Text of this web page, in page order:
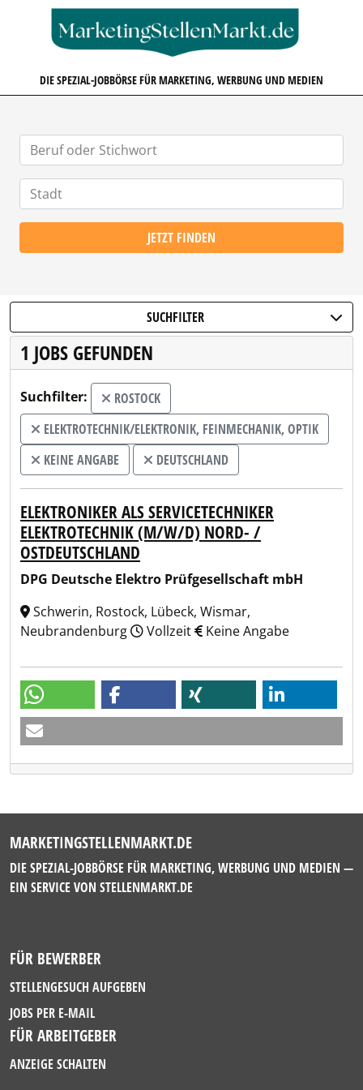
DIE SPEZIAL-JOBBÖRSE FÜR MARKETING, WERBUNG UND MEDIEN
JETZT FINDEN
SUCHFILTER
1 JOBS GEFUNDEN
Suchfilter:
ROSTOCK
ELEKTROTECHNIK/ELEKTRONIK, FEINMECHANIK, OPTIK
KEINE ANGABE
DEUTSCHLAND
ELEKTRONIKER ALS SERVICETECHNIKER
ELEKTROTECHNIK (M/W/D) NORD- /
OSTDEUTSCHLAND
DPG Deutsche Elektro Prüfgesellschaft mbH
Schwerin, Rostock, Lübeck, Wismar,
Neubrandenburg
Vollzeit Keine Angabe
MARKETINGSTELLENMARKT.DE
DIE SPEZIAL-JOBBÖRSE FÜR MARKETING, WERBUNG UND MEDIEN —
EIN SERVICE VON STELLENMARKT.DE
FÜR BEWERBER
STELLENGESUCH AUFGEBEN
JOBS PER E-MAIL
FÜR ARBEITGEBER
ANZEIGE SCHALTEN